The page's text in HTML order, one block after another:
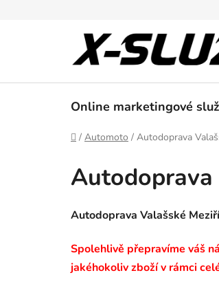
Online marketingové
Domů
/ Automoto / Autodoprava
Autodoprava
Autodoprava Valašské
Spolehlivě přepravíme váš
jakéhokoliv zboží v rámci